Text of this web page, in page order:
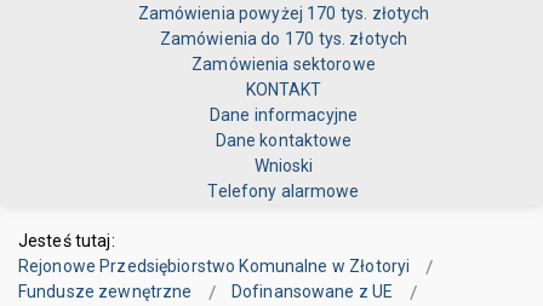
Zamówienia powyżej 170 tys. złotych
Zamówienia do 170 tys. złotych
Zamówienia sektorowe
KONTAKT
Dane informacyjne
Dane kontaktowe
Wnioski
Telefony alarmowe
Jesteś tutaj:
Rejonowe Przedsiębiorstwo Komunalne w Złotoryi
Fundusze zewnętrzne
Dofinansowane z UE